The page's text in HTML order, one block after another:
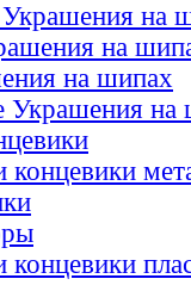
на
на
на шипах
Украшения на
концевики